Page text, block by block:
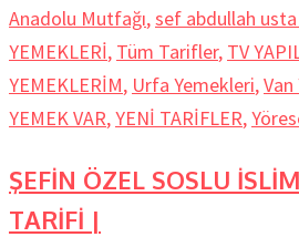
Anadolu Mutfağı,sef abdullah
YEMEKLERİ, Tüm Tarifler, TV
YEMEKLERİM, Urfa Yemekleri,
YEMEK VAR,YENİ TARİFLER,
ŞEFİN ÖZEL SOSLU
TARİFİ |